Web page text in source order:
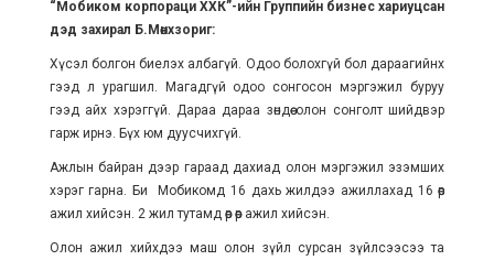
“Мобиком корпораци ХХК”-ийн Группийн бизнес хариуцсан
дэд захирал Б.Мөнхзориг:
Хүсэл болгон биелэх албагүй. Одоо болохгүй бол дараагийнх
гээд л урагшил. Магадгүй одоо сонгосон мэргэжил буруу
гээд айх хэрэггүй. Дараа дараа зөндөө олон сонголт шийдвэр
гарж ирнэ. Бүх юм дуусчихгүй.
Ажлын байран дээр гараад дахиад олон мэргэжил эзэмших
хэрэг гарна. Би Мобикомд 16 дахь жилдээ ажиллахад 16 өөр
ажил хийсэн. 2 жил тутамд өөр өөр ажил хийсэн.
Олон ажил хийхдээ маш олон зүйл сурсан зүйлсээсээ та